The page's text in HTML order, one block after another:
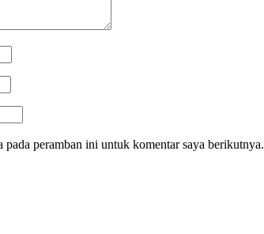
pada peramban ini untuk komentar saya berikutnya.